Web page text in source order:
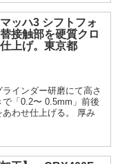
ッハ3 シフトフォ
接触部を硬質クロ
上げ。東京都
インダー研磨にて高さ
「0.2〜 0.5mm」前後
わせ仕上げる。 厚み